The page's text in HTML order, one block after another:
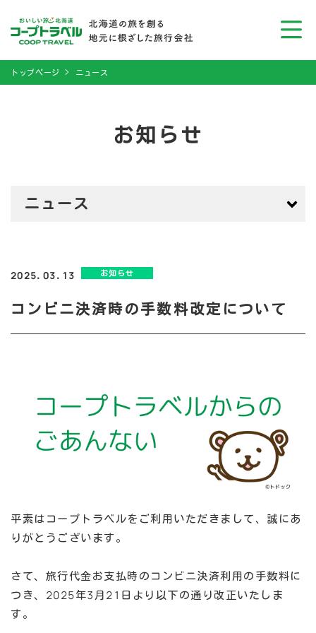
トップページ ニュース
お知らせ
ニュース
2025.03.13 お知らせ
コンビニ決済時の手数料改定について
平素はコープトラベルをご利用いただきまして、誠にあ
りがとうございます。
さて、旅行代金お支払時のコンビニ決済利用の手数料に
つき、2025年3月21日より以下の通り改正いたしま
す。